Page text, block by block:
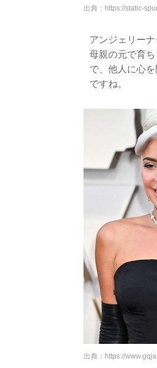
出典： https://static-
アンジェリー
母親の元で育
で、他人に心
ですね。
出典： https://